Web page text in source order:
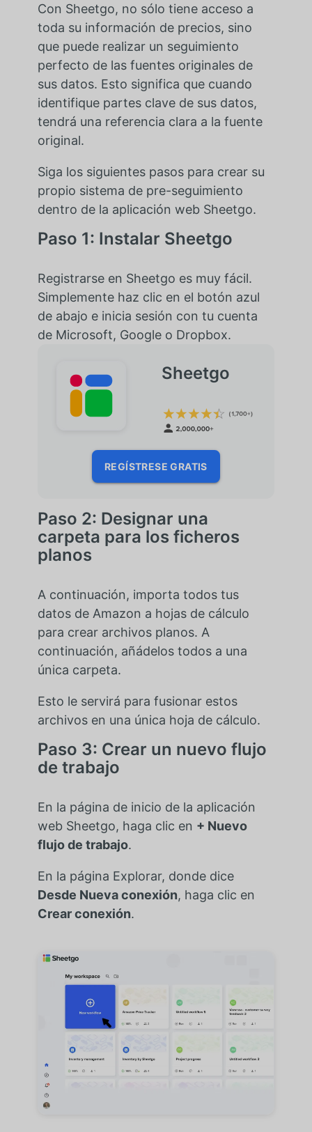
Con Sheetgo, no sólo tiene acceso a
toda su información de precios, sino
que puede realizar un seguimiento
perfecto de las fuentes originales de
sus datos. Esto significa que cuando
identifique partes clave de sus datos,
tendrá una referencia clara a la fuente
original.
Siga los siguientes pasos para crear su
propio sistema de pre-seguimiento
dentro de la aplicación web Sheetgo.
Paso 1: Instalar Sheetgo
Registrarse en Sheetgo es muy fácil.
Simplemente haz clic en el botón azul
de abajo e inicia sesión con tu cuenta
de Microsoft, Google o Dropbox.
Sheetgo
REGÍSTRESE GRATIS
Paso 2: Designar una
carpeta para los ficheros
planos
A continuación, importa todos tus
datos de Amazon a hojas de cálculo
para crear archivos planos. A
continuación, añádelos todos a una
única carpeta.
Esto le servirá para fusionar estos
archivos en una única hoja de cálculo.
Paso 3: Crear un nuevo flujo
de trabajo
En la página de inicio de la aplicación
web Sheetgo, haga clic en + Nuevo
flujo de trabajo.
En la página Explorar, donde dice
Desde Nueva conexión, haga clic en
Crear conexión.